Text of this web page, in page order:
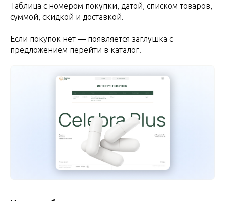
Таблица с номером покупки, датой, списком товаров,
суммой, скидкой и доставкой.
Если покупок нет — появляется заглушка с
предложением перейти в каталог.